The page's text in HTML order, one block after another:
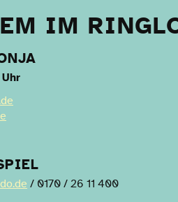
IM
/ 0170 / 26 11 400